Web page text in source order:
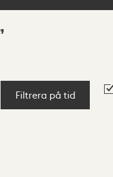
Filtrera på tid